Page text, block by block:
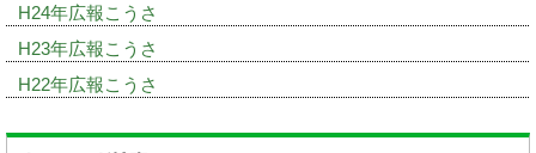
H24年広報こうさ
H23年広報こうさ
H22年広報こうさ